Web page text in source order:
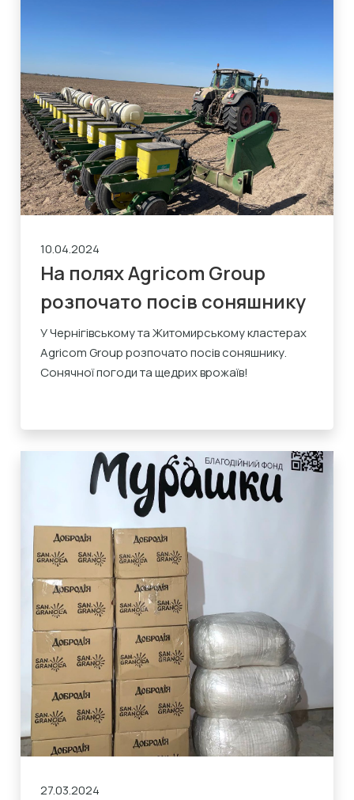
10.04.2024
На полях Agricom Group
розпочато посів соняшнику
У Чернігівському та Житомирському кластерах
Agricom Group розпочато посів соняшнику.
Сонячної погоди та щедрих врожаїв!
27.03.2024